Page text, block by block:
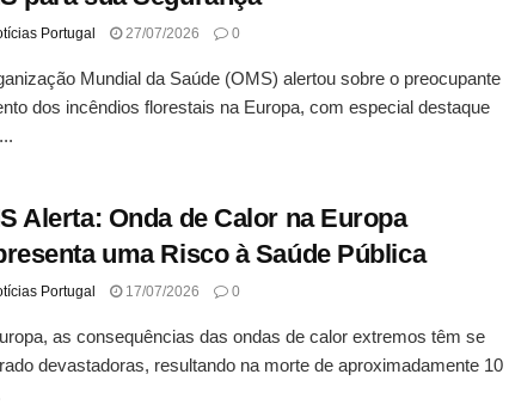
Portugal 27/07/2026 0
Mundial da Saúde (OMS) alertou sobre o preocupante
dos incêndios florestais na Europa, com especial destaque
Alerta: Onda de Calor na Europa
uma Risco à Saúde Pública
Portugal 17/07/2026 0
as consequências das ondas de calor extremos têm se
devastadoras, resultando na morte de aproximadamente 10